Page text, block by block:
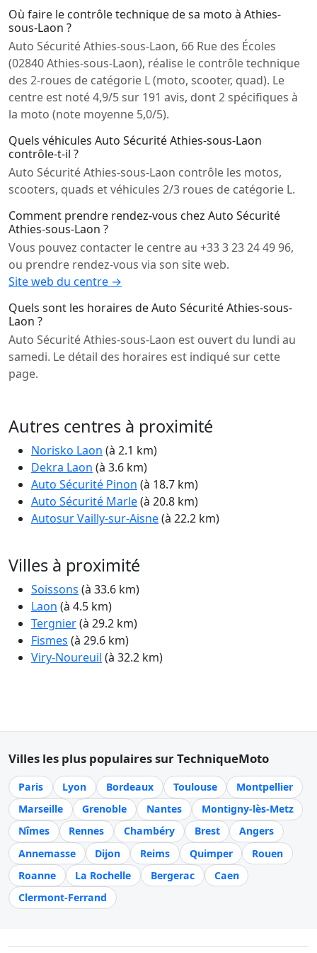
Où faire le contrôle technique de sa moto à Athies-
sous-Laon ?
Auto Sécurité Athies-sous-Laon, 66 Rue des Écoles
(02840 Athies-sous-Laon), réalise le contrôle technique
des 2-roues de catégorie L (moto, scooter, quad). Le
centre est noté 4,9/5 sur 191 avis, dont 2 spécifiques à
la moto (note moyenne 5,0/5).
Quels véhicules Auto Sécurité Athies-sous-Laon
contrôle-t-il ?
Auto Sécurité Athies-sous-Laon contrôle les motos,
scooters, quads et véhicules 2/3 roues de catégorie L.
Comment prendre rendez-vous chez Auto Sécurité
Athies-sous-Laon ?
Vous pouvez contacter le centre au +33 3 23 24 49 96,
ou prendre rendez-vous via son site web.
Site web du centre →
Quels sont les horaires de Auto Sécurité Athies-sous-
Laon ?
Auto Sécurité Athies-sous-Laon est ouvert du lundi au
samedi. Le détail des horaires est indiqué sur cette
page.
Autres centres à proximité
Norisko Laon (à 2.1 km)
Dekra Laon (à 3.6 km)
Auto Sécurité Pinon (à 18.7 km)
Auto Sécurité Marle(à 20.8 km)
Autosur Vailly-sur-Aisne(à 22.2 km)
Villes à proximité
Soissons (à 33.6 km)
Laon (à 4.5 km)
Tergnier(à 29.2 km)
Fismes (à 29.6 km)
Viry-Noureuil (à 32.2 km)
Villes les plus populaires sur TechniqueMoto
Paris Lyon Bordeaux Toulouse
Montpellier
Marseille
Grenoble Nantes
Montigny-lès-Metz
Nîmes
Rennes Chambéry Brest
Angers
Annemasse
Dijon Reims Quimper
Rouen
Roanne
La Rochelle Bergerac
Caen
Clermont-Ferrand